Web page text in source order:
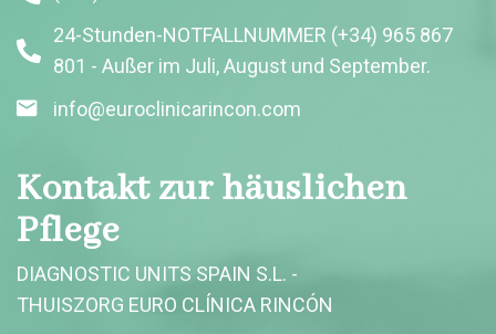
24-Stunden-NOTFALLNUMMER (+34) 965 867
801 - Außer im Juli, August und September.
info@euroclinicarincon.com
Kontakt zur häuslichen
Pflege
DIAGNOSTIC UNITS SPAIN S.L. -
THUISZORG EURO CLÍNICA RINCÓN